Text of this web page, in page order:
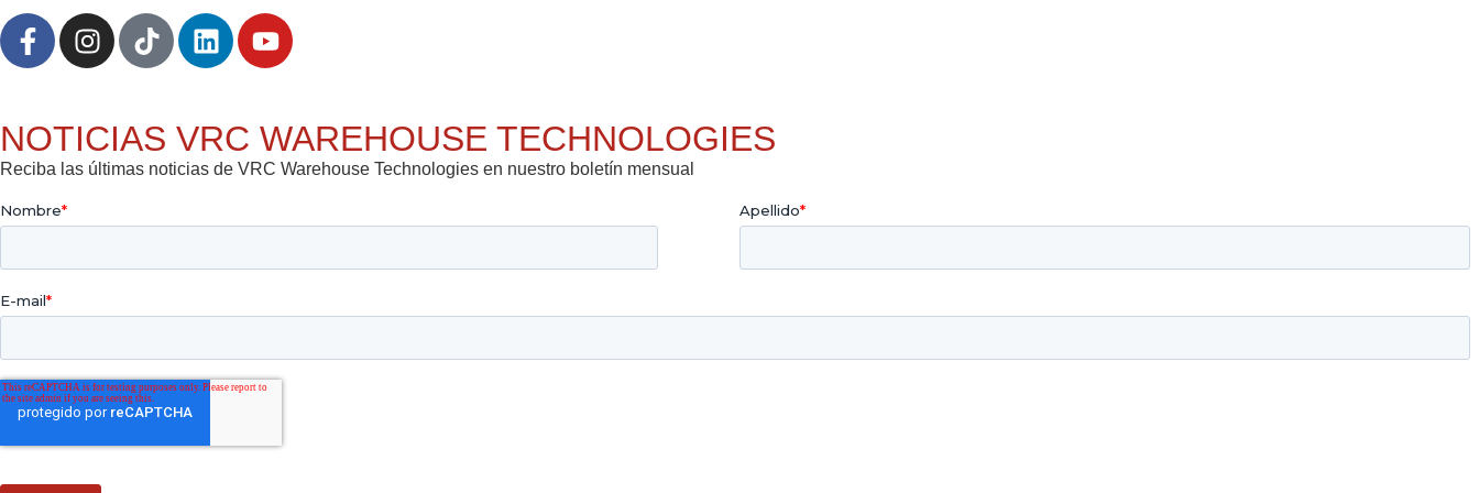
NOTICIAS VRC WAREHOUSE TECHNOLOGIES
Reciba las últimas noticias de VRC Warehouse Technologies en nuestro boletín mensual